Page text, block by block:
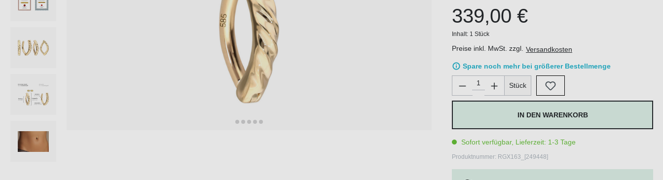
339,00 €
Inhalt: 1 Stück
Preise inkl. MwSt. zzgl. Versandkosten
Spare noch mehr bei größerer Bestellmenge
Produkt Anzahl: Gib den gewünschten Wert ein oder
Stück
IN DEN WARENKORB
Sofort verfügbar, Lieferzeit: 1-3 Tage
Produktnummer: RGX163_[249448]